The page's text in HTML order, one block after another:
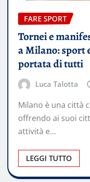
FARE SPORT
Tornei e
a Milano: sport
portata di tutti
Luca Talotta
Milano è una città
offrendo ai suoi
attività e…
LEGGI TUTTO